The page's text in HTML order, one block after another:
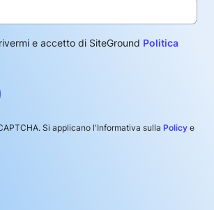
e accetto di SiteGround Politica
Si applicano l'Informativa sulla Policy e